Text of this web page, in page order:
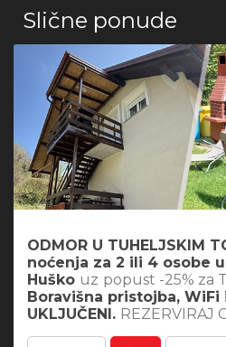
Slične ponude
ODMOR U TUHELJSKIM
noćenja za 2 ili 4 osobe
Huško uz popust -25% za
Boravišna pristojba, WiFi i
UKLJUČENI. REZERVIRAJ